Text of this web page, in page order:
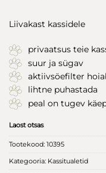
Liivakast kassidele
privaatsus teie
suur ja sügav
aktiivsöefilter
lihtne puhastada
peal on tugev
Laost otsas
Tootekood: 10395
Kategooria: Kassitualetid